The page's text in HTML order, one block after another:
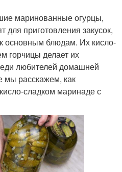
маринованные огурцы,
для приготовления закусок,
основным блюдам. Их кисло-
горчицы делает их
любителей домашней
мы расскажем, как
сладком маринаде с